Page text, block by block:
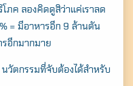
ภค ลองคิดดูสิว่าแค่เราลด
= มีอาหารอีก 9 ล้านตัน
อีกมากมาย
นวัตกรรมที่จับต้องได้สำหรับ